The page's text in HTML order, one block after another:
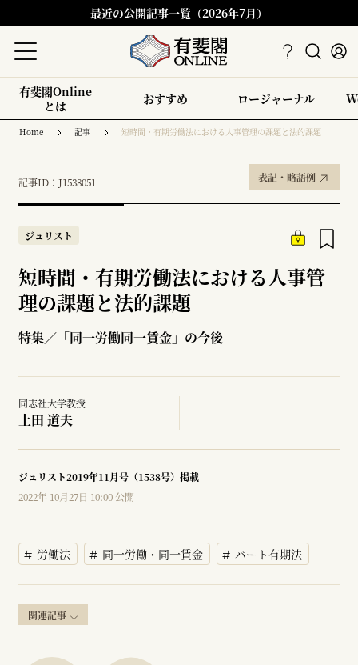
最近の公開記事一覧（2026年7月）
有斐閣Online
とは
おすすめ ロージャーナル
Home 記事 短時間・有期労働法における人事管理の課題と法的課題
記事ID：J1538051 表記・略語例
ジュリスト
短時間・有期労働法における人事管
理の課題と法的課題
特集／「同一労働同一賃金」の今後
同志社大学教授
土田 道夫
ジュリスト2019年11月号（1538号）掲載
2022年 10月27日 10:00 公開
労働法 同一労働・同一賃金 パート有期法
関連記事